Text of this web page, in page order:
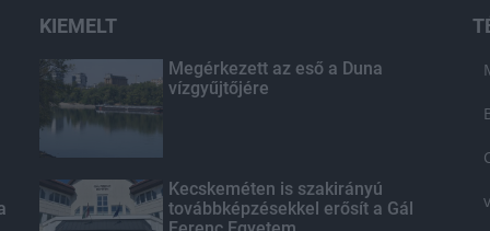
KIEMELT
Megérkezett az eső a Duna
vízgyűjtőjére
Kecskeméten is szakirányú
továbbképzésekkel erősít a Gál